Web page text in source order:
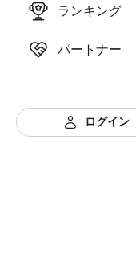
ランキング
パートナー
ログイン